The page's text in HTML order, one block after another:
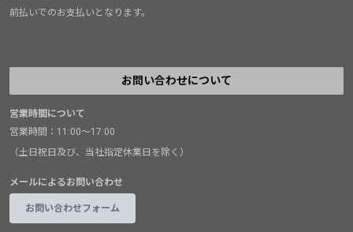
前払いでのお支払いとなります。
お問い合わせについて
営業時間について
営業時間：11:00～17:00
（土日祝日及び、当社指定休業日を除く）
メールによるお問い合わせ
お問い合わせフォーム